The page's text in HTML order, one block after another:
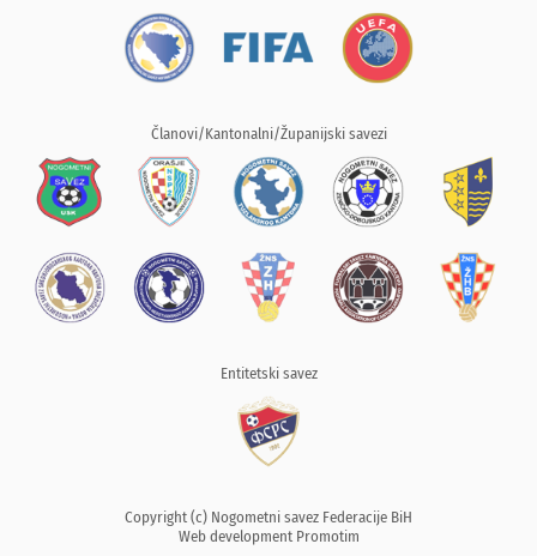
Članovi/Kantonalni/Županijski savezi
Entitetski savez
Copyright (c) Nogometni savez Federacije BiH
Web development Promotim